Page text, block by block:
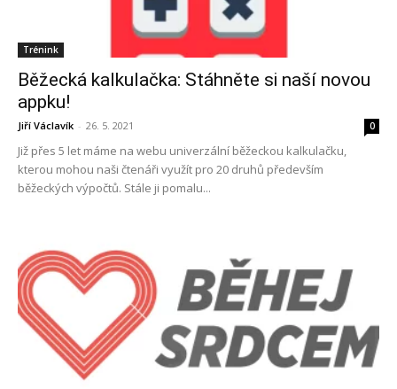
Trénink
Běžecká kalkulačka: Stáhněte si naší novou
appku!
Jiří Václavík - 26. 5. 2021 0
Již přes 5 let máme na webu univerzální běžeckou kalkulačku,
kterou mohou naši čtenáři využít pro 20 druhů především
běžeckých výpočtů. Stále ji pomalu...